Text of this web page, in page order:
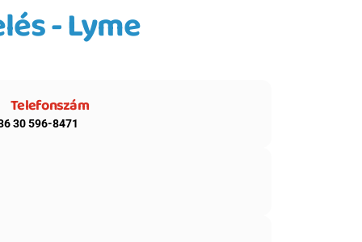
- Lyme
Telefonszám
30 596-8471